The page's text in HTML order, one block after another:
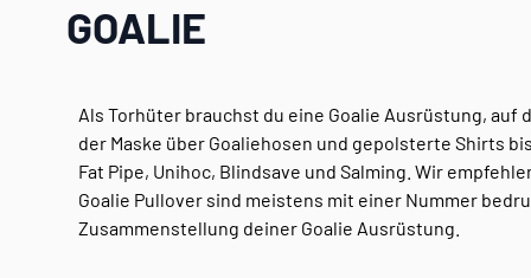
GOALIE
Als Torhüter brauchst du eine Goalie Ausrüstung,
der Maske über Goaliehosen und gepolsterte Shirts
Fat Pipe, Unihoc, Blindsave und Salming. Wir
Goalie Pullover sind meistens mit einer Nummer
Zusammenstellung deiner Goalie Ausrüstung.